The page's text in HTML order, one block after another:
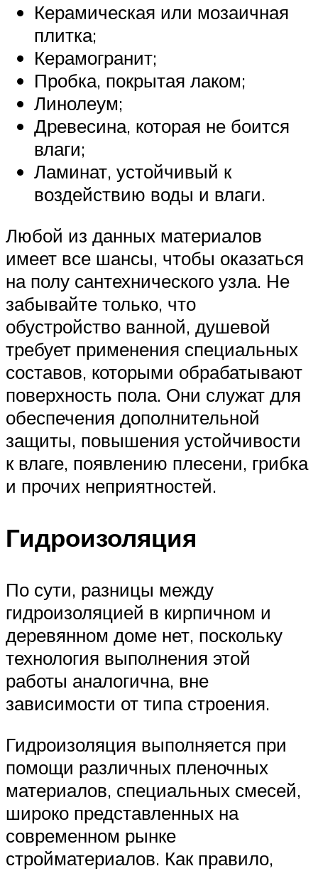
Керамическая или мозаичная
плитка;
Керамогранит;
Пробка, покрытая лаком;
Линолеум;
Древесина, которая не боится
влаги;
Ламинат, устойчивый к
воздействию воды и влаги.
Любой из данных материалов
имеет все шансы, чтобы оказаться
на полу сантехнического узла. Не
забывайте только, что
обустройство ванной, душевой
требует применения специальных
составов, которыми обрабатывают
поверхность пола. Они служат для
обеспечения дополнительной
защиты, повышения устойчивости
к влаге, появлению плесени, грибка
и прочих неприятностей.
Гидроизоляция
По сути, разницы между
гидроизоляцией в кирпичном и
деревянном доме нет, поскольку
технология выполнения этой
работы аналогична, вне
зависимости от типа строения.
Гидроизоляция выполняется при
помощи различных пленочных
материалов, специальных смесей,
широко представленных на
современном рынке
стройматериалов. Как правило,